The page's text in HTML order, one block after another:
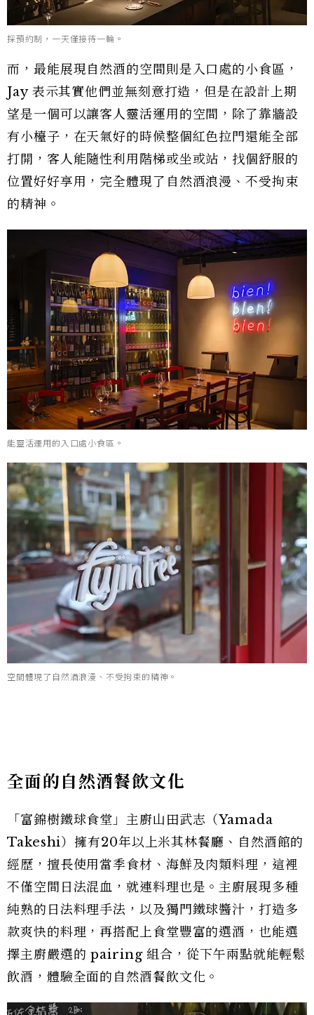
採預約制，一天僅接待一輪。
而，最能展現自然酒的空間則是入口處的小食區，
Jay 表示其實他們並無刻意打造，但是在設計上期
望是一個可以讓客人靈活運用的空間，除了靠牆設
有小檯子，在天氣好的時候整個紅色拉門還能全部
打開，客人能隨性利用階梯或坐或站，找個舒服的
位置好好享用，完全體現了自然酒浪漫、不受拘束
的精神。
能靈活運用的入口處小食區。
空間體現了自然酒浪漫、不受拘束的精神。
全面的自然酒餐飲文化
「富錦樹鐵球食堂」主廚山田武志（Yamada
Takeshi）擁有20年以上米其林餐廳、自然酒館的
經歷，擅長使用當季食材、海鮮及肉類料理，這裡
不僅空間日法混血，就連料理也是。主廚展現多種
純熟的日法料理手法，以及獨門鐵球醬汁，打造多
款爽快的料理，再搭配上食堂豐富的選酒，也能選
擇主廚嚴選的 pairing 組合，從下午兩點就能輕鬆
飲酒，體驗全面的自然酒餐飲文化。